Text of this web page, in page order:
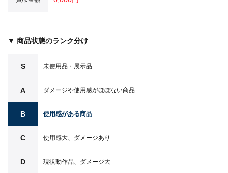
▼ 商品状態のランク分け
S 未使用品・展示品
A ダメージや使用感がほぼない商品
B 使用感がある商品
C 使用感大、ダメージあり
D 現状動作品、ダメージ大